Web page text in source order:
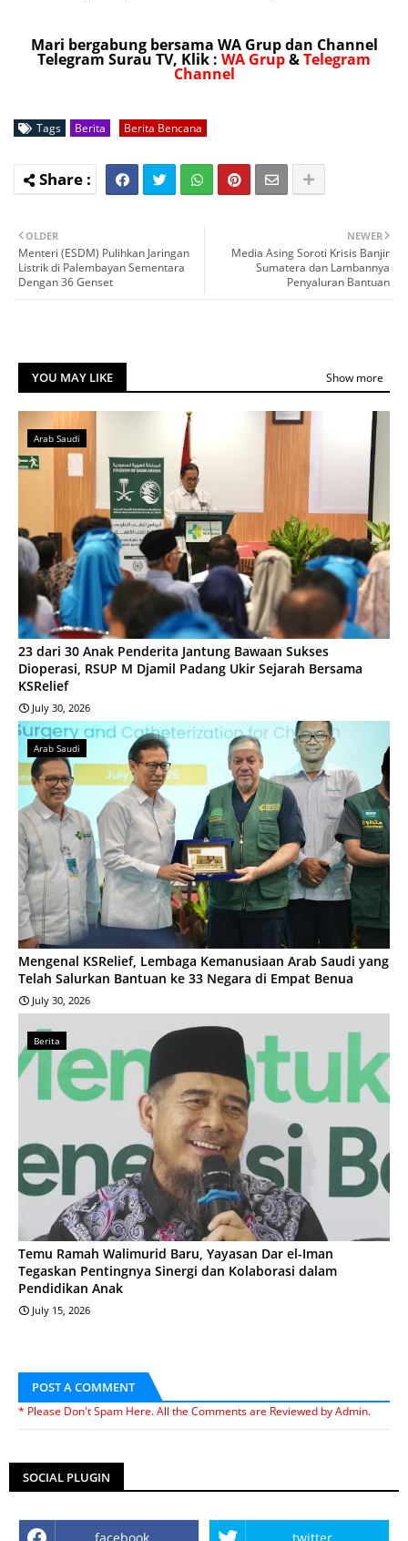
Mari bergabung bersama WA Grup dan Channel
Telegram Surau TV, Klik : WA Grup&Telegram
Channel
Tags Berita Berita Bencana
NEWER
Media Asing Soroti Krisis Banjir
Sumatera dan Lambannya
Penyaluran Bantuan
OLDER
Menteri (ESDM) Pulihkan Jaringan
Listrik di Palembayan Sementara
Dengan 36 Genset
YOU MAY LIKE Show more
Arab Saudi
23 dari 30 Anak Penderita Jantung Bawaan Sukses
Dioperasi, RSUP M Djamil Padang Ukir Sejarah Bersama
KSRelief
July 30, 2026
Arab Saudi
Mengenal KSRelief, Lembaga Kemanusiaan Arab Saudi yang
Telah Salurkan Bantuan ke 33 Negara di Empat Benua
July 30, 2026
Berita
Temu Ramah Walimurid Baru, Yayasan Dar el-Iman
Tegaskan Pentingnya Sinergi dan Kolaborasi dalam
Pendidikan Anak
July 15, 2026
POST A COMMENT
* Please Don't Spam Here. All the Comments are Reviewed by Admin.
SOCIAL PLUGIN